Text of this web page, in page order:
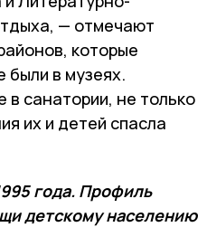
— отмечают
которые
были в музеях.
санатории, не только
их и детей спасла
года. Профиль
детскому населению